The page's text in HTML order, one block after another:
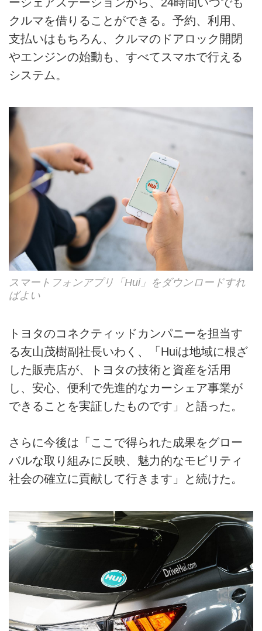
クルマを借りることができる。予約、利用、
支払いはもちろん、クルマのドアロック開閉
やエンジンの始動も、すべてスマホで行える
システム。
スマートフォンアプリ「Hui」をダウンロードすれ
ばよい
トヨタのコネクティッドカンパニーを担当す
る友山茂樹副社長いわく、「Huiは地域に根ざ
した販売店が、トヨタの技術と資産を活用
し、安心、便利で先進的なカーシェア事業が
できることを実証したものです」と語った。
さらに今後は「ここで得られた成果をグロー
バルな取り組みに反映、魅力的なモビリティ
社会の確立に貢献して行きます」と続けた。